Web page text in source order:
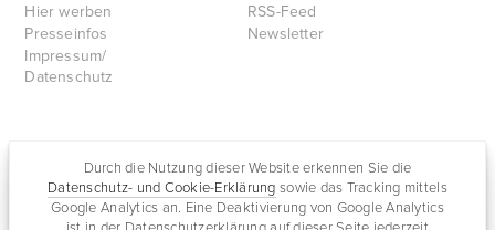
Durch die Nutzung dieser Website erkennen Sie die
Datenschutz- und Cookie-Erklärung sowie das Tracking mittels
Google Analytics an. Eine Deaktivierung von Google Analytics
Hier werben
Presseinfos
Impressum/
Datenschutz
RSS-Feed
Newsletter
Rullkötter AGD
Jazz for me